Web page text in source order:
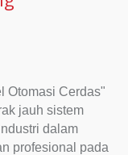
Otomasi Cerdas"
jauh sistem
dalam
profesional pada